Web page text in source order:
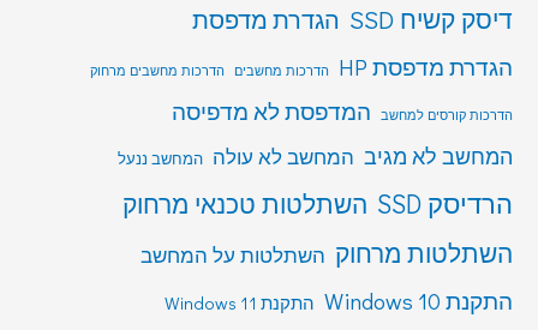
דיסק קשיח SSD
הגדרת מדפסת
הגדרת מדפסת HP הדרכות מחשבים הדרכות מחשבים מרחוק
הדרכות קורסים למחשב המדפסת לא מדפיסה
המחשב לא מגיב המחשב לא עולה המחשב ננעל
הרדיסק SSD
השתלטות טכנאי מרחוק
השתלטות מרחוק השתלטות על המחשב
התקנת Windows 10 התקנת Windows 11